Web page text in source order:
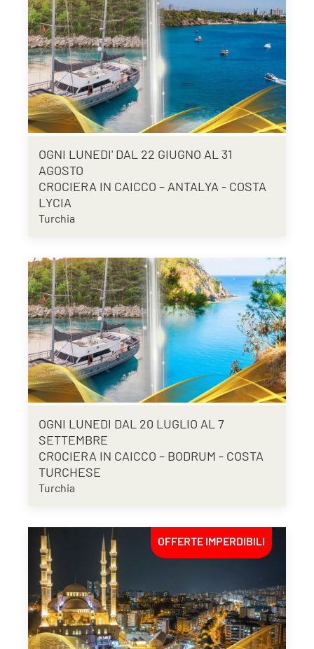
OGNI LUNEDI' DAL 22 GIUGNO AL 31
AGOSTO
CROCIERA IN CAICCO – ANTALYA - COSTA
LYCIA
Turchia
OGNI LUNEDI DAL 20 LUGLIO AL 7
SETTEMBRE
CROCIERA IN CAICCO – BODRUM - COSTA
TURCHESE
Turchia
OFFERTE IMPERDIBILI